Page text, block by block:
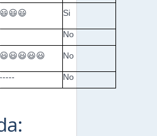
😃😃😃 Si
No
😃😃😃😃😃 No
----- No